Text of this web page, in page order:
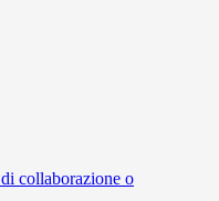
collaborazione o